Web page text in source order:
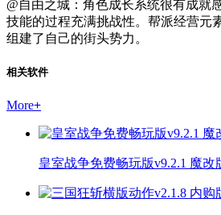
@自由之城：角色成长系统很有成就
技能的过程充满挑战性。帮派经营元
组建了自己的街头势力。
相关软件
More+
皇室战争免费畅玩版v9.2.1 魔改